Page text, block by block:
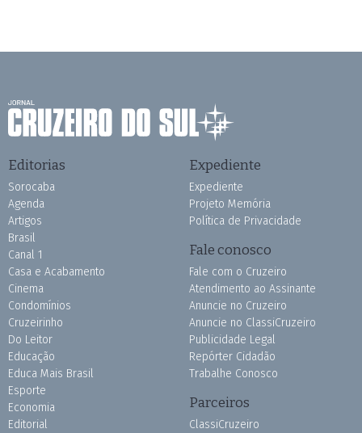
Editorias
Sorocaba
Agenda
Artigos
Brasil
Canal 1
Casa e Acabamento
Cinema
Condomínios
Cruzeirinho
Do Leitor
Educação
Educa Mais Brasil
Esporte
Economia
Editorial
Expediente
Expediente
Projeto Memória
Política de Privacidade
Fale conosco
Fale com o Cruzeiro
Atendimento ao Assinante
Anuncie no Cruzeiro
Anuncie no ClassiCruzeiro
Publicidade Legal
Repórter Cidadão
Trabalhe Conosco
Parceiros
ClassiCruzeiro